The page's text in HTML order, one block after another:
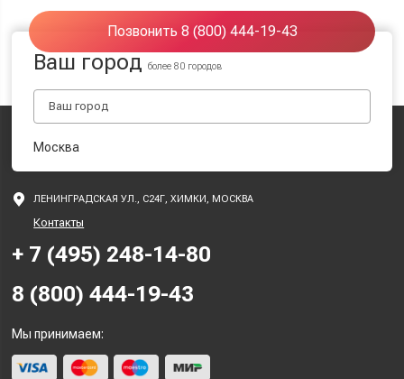
Позвонить 8 (800) 444-19-43
Ваш городболее 80 городов
Москва
ЛЕНИНГРАДСКАЯ УЛ., С24Г, ХИМКИ, МОСКВА
Контакты
+ 7 (495) 248-14-80
8 (800) 444-19-43
Мы принимаем: